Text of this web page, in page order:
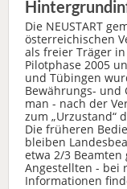
Die NEUSTART
österreichischen
als freier Träger
Pilotphase 2005
und Tübingen
Bewährungs-
man - nach der
zum „Urzustand“
Die früheren
bleiben
etwa 2/3 Beamten
Angestellten - bei
Informationen